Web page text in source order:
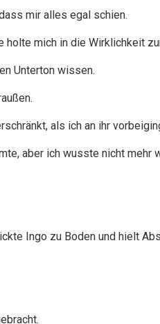
mir alles egal schien.
holte mich in die Wirklichkeit
Unterton wissen.
als ich an ihr
aber ich wusste nicht mehr
Ingo zu Boden und hielt